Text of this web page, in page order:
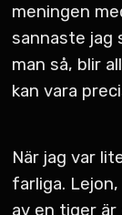
meningen
sannaste jag
man så, blir
kan vara
När jag var
farliga.
av en tiger